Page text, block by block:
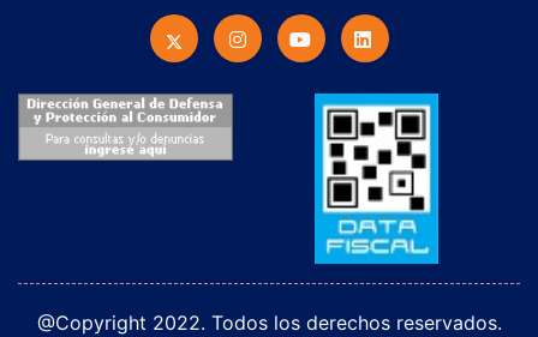
@Copyright 2022. Todos los derechos reservados.